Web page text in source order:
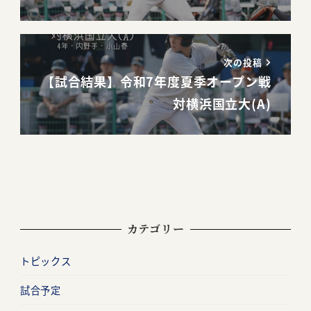
次の投稿
【試合結果】令和7年度夏季オープン戦
対横浜国立大(A)
カテゴリー
トピックス
試合予定